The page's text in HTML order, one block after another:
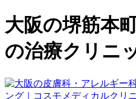
大阪の堺筋本
の治療クリニ